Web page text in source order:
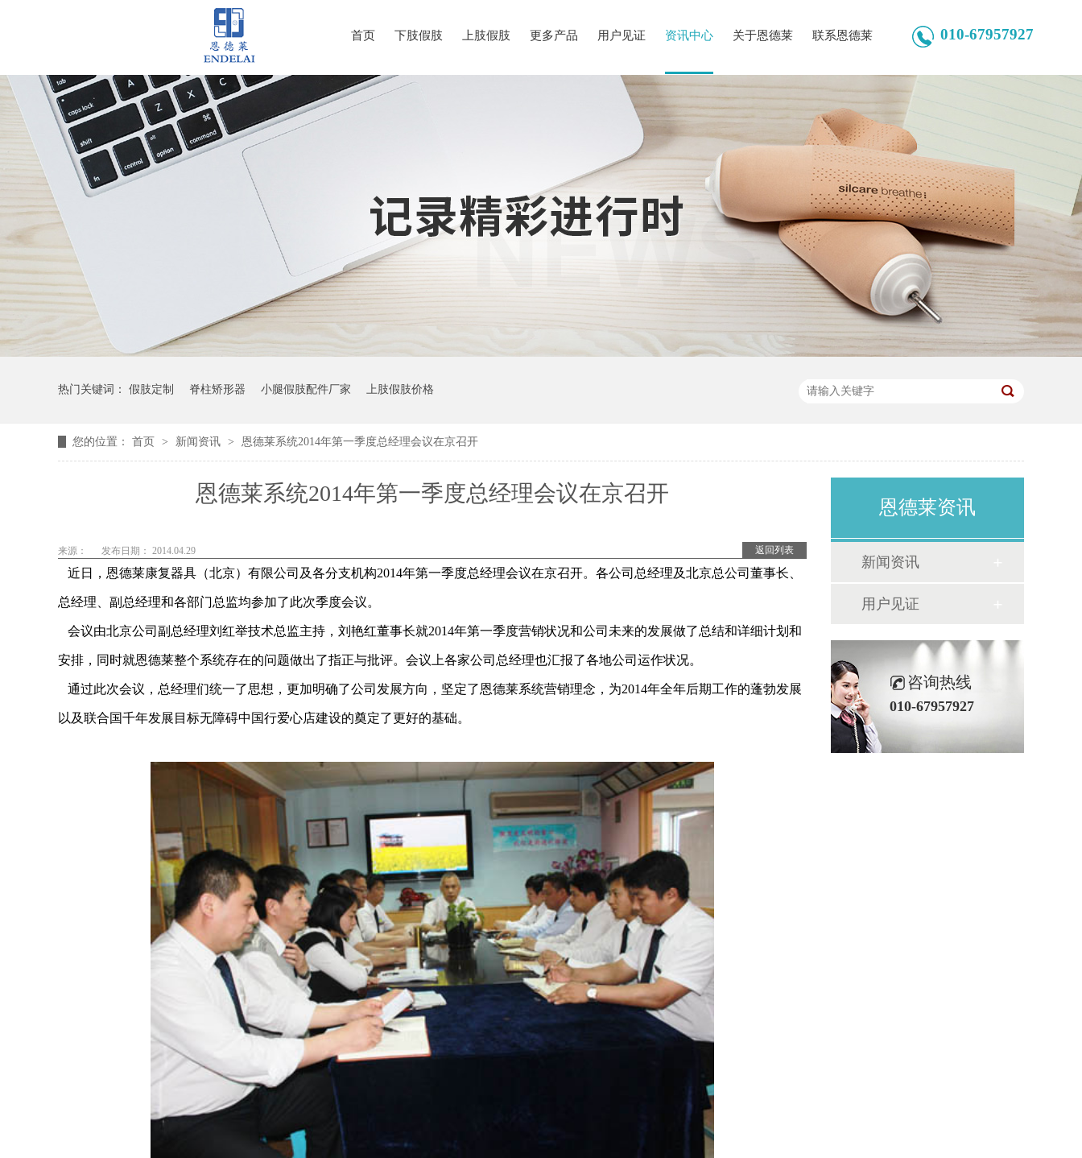
首页 下肢假肢 上肢假肢 更多产品 用户见证 资讯中心 关于恩德莱 联系恩德莱 010-67957927
热门关键词： 假肢定制 脊柱矫形器 小腿假肢配件厂家 上肢假肢价格
您的位置： 首页 > 新闻资讯 > 恩德莱系统2014年第一季度总经理会议在京召开
恩德莱系统2014年第一季度总经理会议在京召开
返回列表
来源： 发布日期： 2014.04.29
近日，恩德莱康复器具（北京）有限公司及各分支机构2014年第一季度总经理会议在京召开。各公司总经理及北京总公司董事长、
总经理、副总经理和各部门总监均参加了此次季度会议。
会议由北京公司副总经理刘红举技术总监主持，刘艳红董事长就2014年第一季度营销状况和公司未来的发展做了总结和详细计划和
安排，同时就恩德莱整个系统存在的问题做出了指正与批评。会议上各家公司总经理也汇报了各地公司运作状况。
通过此次会议，总经理们统一了思想，更加明确了公司发展方向，坚定了恩德莱系统营销理念，为2014年全年后期工作的蓬勃发展
以及联合国千年发展目标无障碍中国行爱心店建设的奠定了更好的基础。
恩德莱资讯
新闻资讯
用户见证
咨询热线
010-67957927